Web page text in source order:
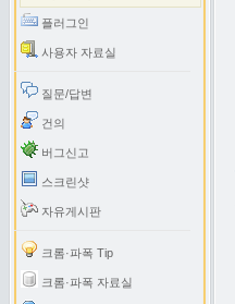
플러그인
사용자 자료실
질문/답변
건의
버그신고
스크린샷
자유게시판
크롬·파폭 Tip
크롬·파폭 자료실